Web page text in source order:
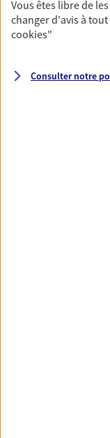
d'accident ou
Vous êtes libre de
changer d'avis à
cookies"
Consulter notre